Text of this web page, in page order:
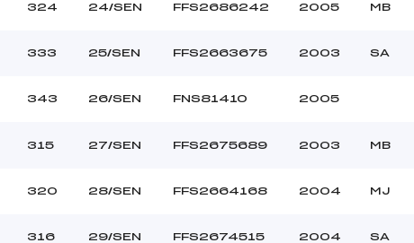
324 24/SEN FFS2686242 2005 MB
333 25/SEN FFS2663675 2003 SA
343 26/SEN FNS81410 2005
315 27/SEN FFS2675689 2003 MB
320 28/SEN FFS2664168 2004 MJ
316 29/SEN FFS2674515 2004 SA